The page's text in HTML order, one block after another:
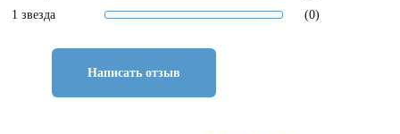
1 звезда
(0)
Написать отзыв